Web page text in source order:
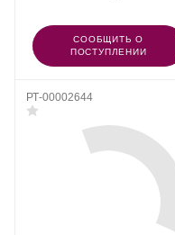
СООБЩИТЬ О
ПОСТУПЛЕНИИ
РТ-00002644